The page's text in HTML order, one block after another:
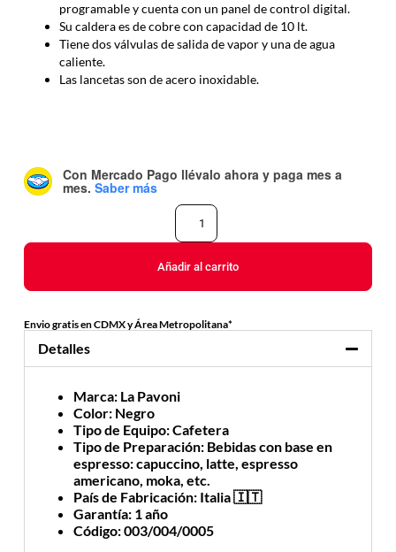
programable y cuenta con un panel de control digital.
Su caldera es de cobre con capacidad de 10 lt.
Tiene dos válvulas de salida de vapor y una de agua
caliente.
Las lancetas son de acero inoxidable.
Con Mercado Pago llévalo ahora y paga mes a
mes. Saber más
Añadir al carrito
Envio gratis en CDMX y Área Metropolitana*
Detalles
Marca: La Pavoni
Color: Negro
Tipo de Equipo: Cafetera
Tipo de Preparación: Bebidas con base en
espresso: capuccino, latte, espresso
americano, moka, etc.
País de Fabricación: Italia 🇮🇹
Garantía: 1 año
Código: 003/004/0005